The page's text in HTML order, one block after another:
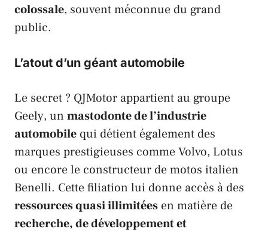
colossale, souvent méconnue du grand
public.
L’atout d’un géant automobile
Le secret ? QJMotor appartient au groupe
Geely, un mastodonte de l’industrie
automobile qui détient également des
marques prestigieuses commeVolvo, Lotus
ou encore le constructeur de motos italien
Benelli. Cette filiation lui donne accès à des
ressources quasi illimitées en matière de
recherche, de développement et